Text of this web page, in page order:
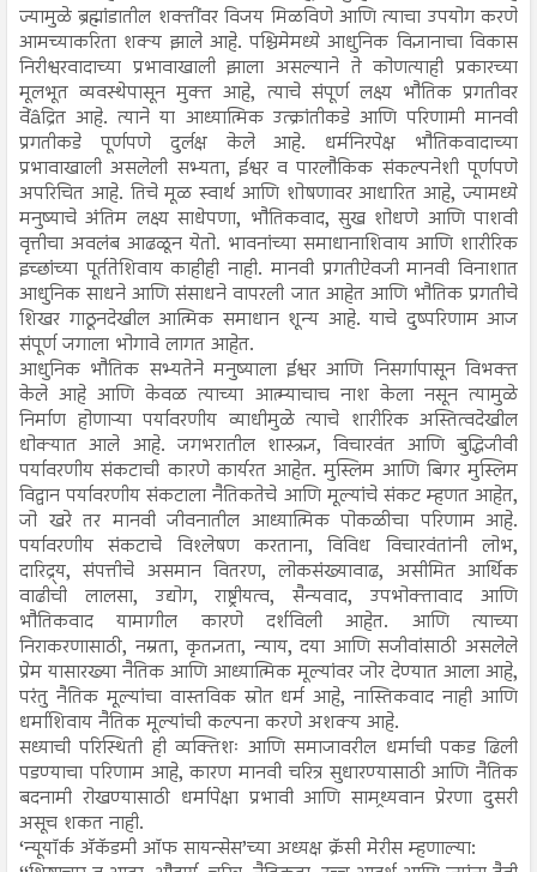
ज्यामुळे ब्रह्मांडातील शक्तींवर विजय मिळविणे आणि त्याचा उपयोग करणे
आमच्याकरिता शक्य झाले आहे. पश्चिमेमध्ये आधुनिक विज्ञानाचा विकास
निरीश्वरवादाच्या प्रभावाखाली झाला असल्याने ते कोणत्याही प्रकारच्या
मूलभूत व्यवस्थेपासून मुक्त आहे, त्याचे संपूर्ण लक्ष्य भौतिक प्रगतीवर
वेंâद्रित आहे. त्याने या आध्यात्मिक उत्क्रांतीकडे आणि परिणामी मानवी
प्रगतीकडे पूर्णपणे दुर्लक्ष केले आहे. धर्मनिरपेक्ष भौतिकवादाच्या
प्रभावाखाली असलेली सभ्यता, ईश्वर व पारलौकिक संकल्पनेशी पूर्णपणे
अपरिचित आहे. तिचे मूळ स्वार्थ आणि शोषणावर आधारित आहे, ज्यामध्ये
मनुष्याचे अंतिम लक्ष्य साधेपणा, भौतिकवाद, सुख शोधणे आणि पाशवी
वृत्तीचा अवलंब आढळून येतो. भावनांच्या समाधानाशिवाय आणि शारीरिक
इच्छांच्या पूर्ततेशिवाय काहीही नाही. मानवी प्रगतीऐवजी मानवी विनाशात
आधुनिक साधने आणि संसाधने वापरली जात आहेत आणि भौतिक प्रगतीचे
शिखर गाठूनदेखील आत्मिक समाधान शून्य आहे. याचे दुष्परिणाम आज
संपूर्ण जगाला भोगावे लागत आहेत.
आधुनिक भौतिक सभ्यतेने मनुष्याला ईश्वर आणि निसर्गापासून विभक्त
केले आहे आणि केवळ त्याच्या आत्म्याचाच नाश केला नसून त्यामुळे
निर्माण होणाऱ्या पर्यावरणीय व्याधीमुळे त्याचे शारीरिक अस्तित्वदेखील
धोक्यात आले आहे. जगभरातील शास्त्रज्ञ, विचारवंत आणि बुद्धिजीवी
पर्यावरणीय संकटाची कारणे कार्यरत आहेत. मुस्लिम आणि बिगर मुस्लिम
विद्वान पर्यावरणीय संकटाला नैतिकतेचे आणि मूल्यांचे संकट म्हणत आहेत,
जो खरे तर मानवी जीवनातील आध्यात्मिक पोकळीचा परिणाम आहे.
पर्यावरणीय संकटाचे विश्लेषण करताना, विविध विचारवंतांनी लोभ,
दारिद्र्य, संपत्तीचे असमान वितरण, लोकसंख्यावाढ, असीमित आर्थिक
वाढीची लालसा, उद्योग, राष्ट्रीयत्व, सैन्यवाद, उपभोक्तावाद आणि
भौतिकवाद यामागील कारणे दर्शविली आहेत. आणि त्याच्या
निराकरणासाठी, नम्रता, कृतज्ञता, न्याय, दया आणि सजीवांसाठी असलेले
प्रेम यासारख्या नैतिक आणि आध्यात्मिक मूल्यांवर जोर देण्यात आला आहे,
परंतु नैतिक मूल्यांचा वास्तविक स्रोत धर्म आहे, नास्तिकवाद नाही आणि
धर्माशिवाय नैतिक मूल्यांची कल्पना करणे अशक्य आहे.
सध्याची परिस्थिती ही व्यक्तिशः आणि समाजावरील धर्माची पकड ढिली
पडण्याचा परिणाम आहे, कारण मानवी चरित्र सुधारण्यासाठी आणि नैतिक
बदनामी रोखण्यासाठी धर्मापेक्षा प्रभावी आणि सामथ्र्यवान प्रेरणा दुसरी
असूच शकत नाही.
‘न्यूयॉर्क अ‍ॅकॅडमी ऑफ सायन्सेस’च्या अध्यक्ष क्रॅसी मेरीस म्हणाल्या: